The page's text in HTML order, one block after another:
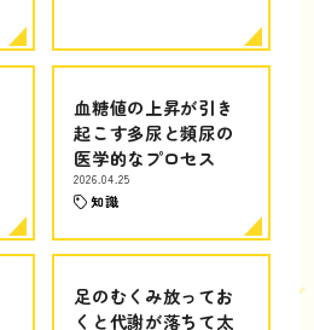
血糖値の上昇が引き
起こす多尿と頻尿の
医学的なプロセス
2026.04.25
知識
足のむくみ放ってお
くと代謝が落ちて太